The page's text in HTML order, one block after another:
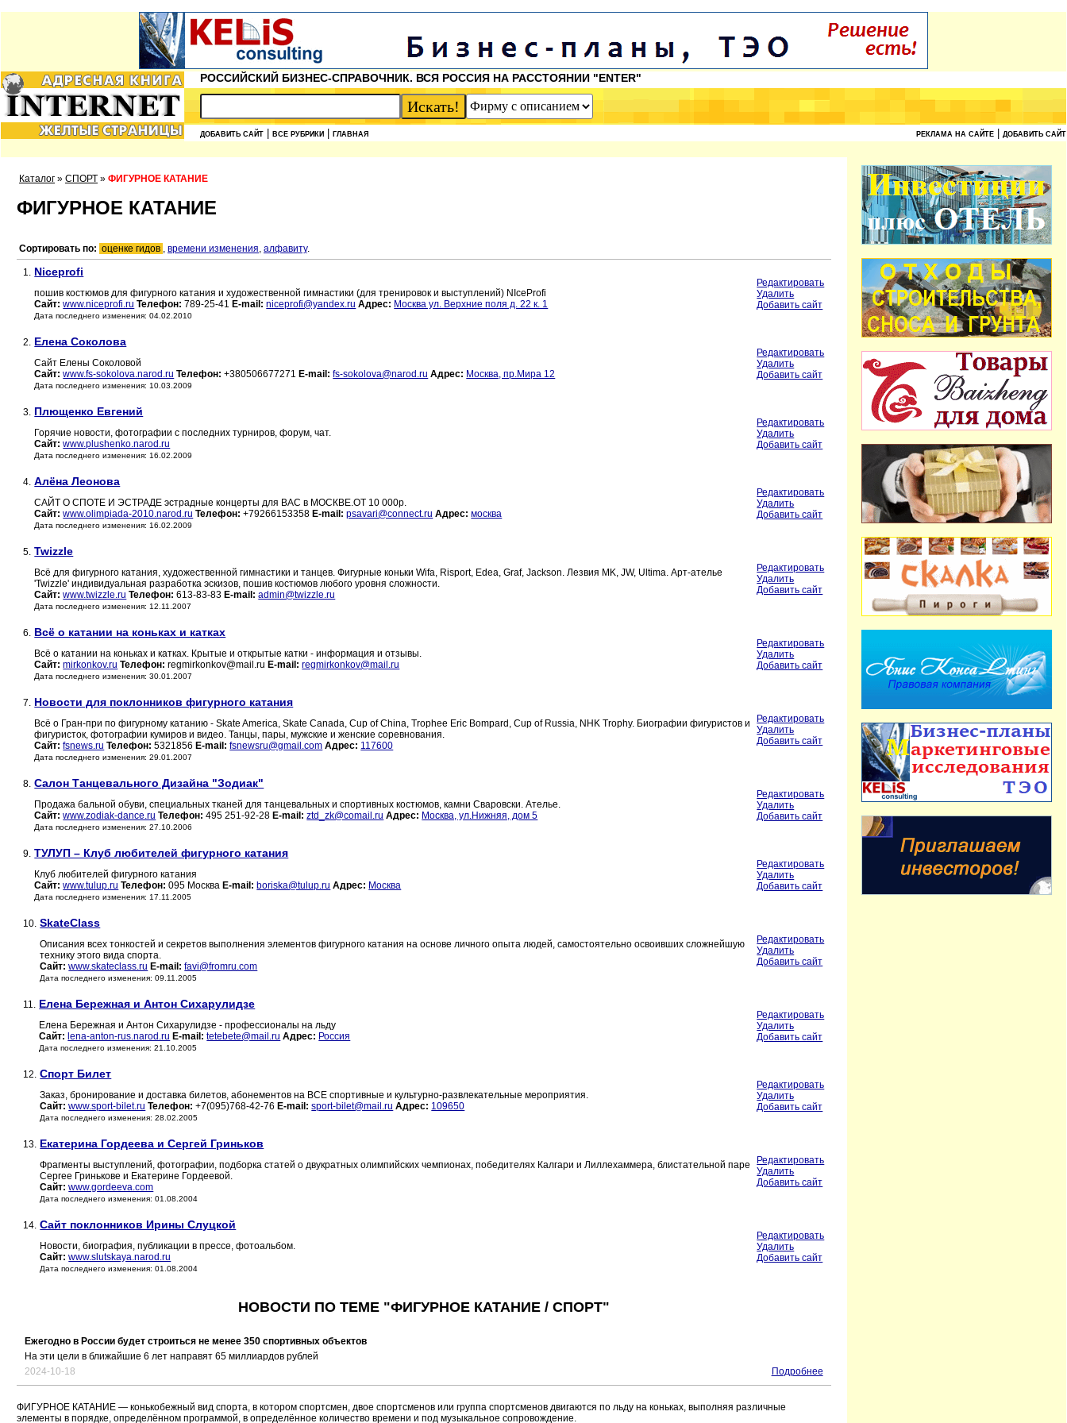
РОССИЙСКИЙ БИЗНЕС-СПРАВОЧНИК. ВСЯ РОССИЯ НА РАССТОЯНИИ "ENTER"
ДОБАВИТЬ САЙТ ВСЕ РУБРИКИ ГЛАВНАЯ РЕКЛАМА НА САЙТЕ ДОБАВИТЬ САЙТ
Каталог » СПОРТ » ФИГУРНОЕ КАТАНИЕ
ФИГУРНОЕ КАТАНИЕ
Сортировать по: оценке гидов , времени изменения, алфавиту.
1. Niceprofi
пошив костюмов для фигурного катания и художественной гимнастики (для тренировок и выступлений) NIceProfi
Сайт: www.niceprofi.ru Телефон: 789-25-41 E-mail: niceprofi@yandex.ru Адрес: Москва ул. Верхние поля д. 22 к. 1
Дата последнего изменения: 04.02.2010
Редактировать
Удалить
Добавить сайт
2. Елена Соколова
Сайт Елены Соколовой
Сайт: www.fs-sokolova.narod.ru Телефон: +380506677271 E-mail: fs-sokolova@narod.ru Адрес: Москва, пр.Мира 12
Дата последнего изменения: 10.03.2009
Редактировать
Удалить
Добавить сайт
3. Плющенко Евгений
Горячие новости, фотографии с последних турниров, форум, чат.
Сайт: www.plushenko.narod.ru
Дата последнего изменения: 16.02.2009
Редактировать
Удалить
Добавить сайт
4. Алёна Леонова
CАЙТ О СПОТЕ И ЭСТРАДЕ эстрадные концерты для ВАС в МОСКВЕ.ОТ 10 000р.
Сайт: www.olimpiada-2010.narod.ru Телефон: +79266153358 E-mail: psavari@connect.ru Адрес: москва
Дата последнего изменения: 16.02.2009
Редактировать
Удалить
Добавить сайт
5. Twizzle
Всё для фигурного катания, художественной гимнастики и танцев. Фигурные коньки Wifa, Risport, Edea, Graf, Jackson. Лезвия MK, JW, Ultima. Арт-ателье
'Twizzle' индивидуальная разработка эскизов, пошив костюмов любого уровня сложности.
Сайт: www.twizzle.ru Телефон: 613-83-83 E-mail: admin@twizzle.ru
Дата последнего изменения: 12.11.2007
Редактировать
Удалить
Добавить сайт
6. Всё о катании на коньках и катках
Всё о катании на коньках и катках. Крытые и открытые катки - информация и отзывы.
Сайт: mirkonkov.ru Телефон: regmirkonkov@mail.ru E-mail: regmirkonkov@mail.ru
Дата последнего изменения: 30.01.2007
Редактировать
Удалить
Добавить сайт
7. Новости для поклонников фигурного катания
Всё о Гран-при по фигурному катанию - Skate America, Skate Canada, Cup of China, Trophee Eric Bompard, Cup of Russia, NHK Trophy. Биографии фигуристов и
фигуристок, фотографии кумиров и видео. Танцы, пары, мужские и женские соревнования.
Сайт: fsnews.ru Телефон: 5321856 E-mail: fsnewsru@gmail.com Адрес: 117600
Дата последнего изменения: 29.01.2007
Редактировать
Удалить
Добавить сайт
8. Салон Танцевального Дизайна "Зодиак"
Продажа бальной обуви, специальных тканей для танцевальных и спортивных костюмов, камни Сваровски. Ателье.
Сайт: www.zodiak-dance.ru Телефон: 495 251-92-28 E-mail: ztd_zk@comail.ru Адрес: Москва, ул.Нижняя, дом 5
Дата последнего изменения: 27.10.2006
Редактировать
Удалить
Добавить сайт
9. ТУЛУП – Клуб любителей фигурного катания
Клуб любителей фигурного катания
Сайт: www.tulup.ru Телефон: 095 Москва E-mail: boriska@tulup.ru Адрес: Москва
Дата последнего изменения: 17.11.2005
Редактировать
Удалить
Добавить сайт
10. SkateClass
Описания всех тонкостей и секретов выполнения элементов фигурного катания на основе личного опыта людей, самостоятельно освоивших сложнейшую
технику этого вида спорта.
Сайт: www.skateclass.ru E-mail: favi@fromru.com
Дата последнего изменения: 09.11.2005
Редактировать
Удалить
Добавить сайт
11. Елена Бережная и Антон Сихарулидзе
Елена Бережная и Антон Сихарулидзе - профессионалы на льду
Сайт: lena-anton-rus.narod.ru E-mail: tetebete@mail.ru Адрес: Россия
Дата последнего изменения: 21.10.2005
Редактировать
Удалить
Добавить сайт
12. Спорт Билет
Заказ, бронирование и доставка билетов, абонементов на ВСЕ спортивные и культурно-развлекательные мероприятия.
Сайт: www.sport-bilet.ru Телефон: +7(095)768-42-76 E-mail: sport-bilet@mail.ru Адрес: 109650
Дата последнего изменения: 28.02.2005
Редактировать
Удалить
Добавить сайт
13. Екатерина Гордеева и Сергей Гриньков
Фрагменты выступлений, фотографии, подборка статей о двукратных олимпийских чемпионах, победителях Калгари и Лиллехаммера, блистательной паре
Сергее Гринькове и Екатерине Гордеевой.
Сайт: www.gordeeva.com
Дата последнего изменения: 01.08.2004
Редактировать
Удалить
Добавить сайт
14. Сайт поклонников Ирины Слуцкой
Новости, биография, публикации в прессе, фотоальбом.
Сайт: www.slutskaya.narod.ru
Дата последнего изменения: 01.08.2004
Редактировать
Удалить
Добавить сайт
НОВОСТИ ПО ТЕМЕ "ФИГУРНОЕ КАТАНИЕ / СПОРТ"
Ежегодно в России будет строиться не менее 350 спортивных объектов
На эти цели в ближайшие 6 лет направят 65 миллиардов рублей
2024-10-18
Подробнее
ФИГУРНОЕ КАТАНИЕ — конькобежный вид спорта, в котором спортсмен, двое спортсменов или группа спортсменов двигаются по льду на коньках, выполняя различные
элементы в порядке, определённом программой, в определённое количество времени и под музыкальное сопровождение.